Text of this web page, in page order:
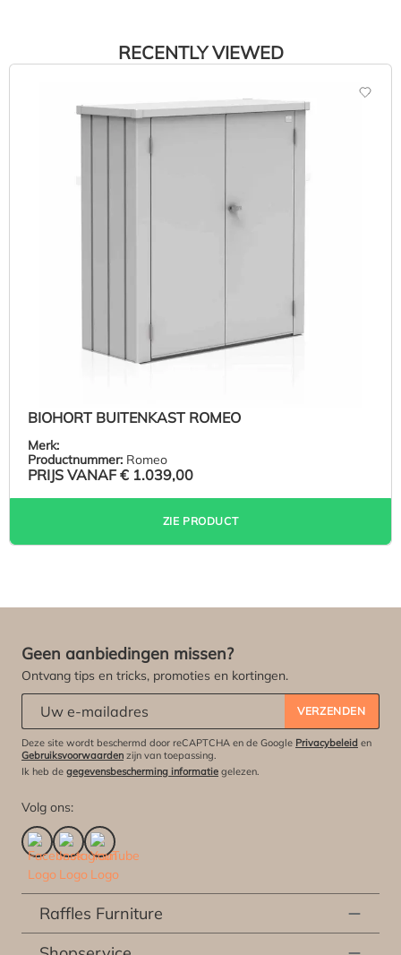
RECENTLY VIEWED
BIOHORT BUITENKAST ROMEO
Merk:
Productnummer: Romeo
PRIJS VANAF € 1.039,00
ZIE PRODUCT
Geen aanbiedingen missen?
Ontvang tips en tricks, promoties en kortingen.
VERZENDEN
Deze site wordt beschermd door reCAPTCHA en de Google Privacybeleid en
Gebruiksvoorwaarden zijn van toepassing.
Ik heb de gegevensbescherming informatie gelezen.
Volg ons:
Raffles Furniture